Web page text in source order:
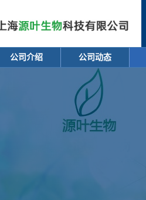
公司介绍 公司动态